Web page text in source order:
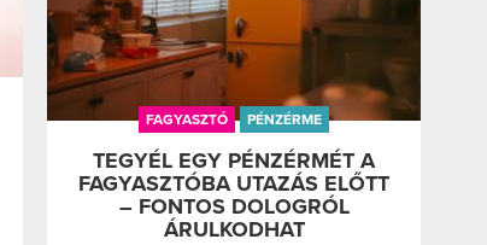
FAGYASZTÓ PÉNZÉRME
TEGYÉL EGY PÉNZÉRMÉT A
FAGYASZTÓBA UTAZÁS ELŐTT
– FONTOS DOLOGRÓL
ÁRULKODHAT